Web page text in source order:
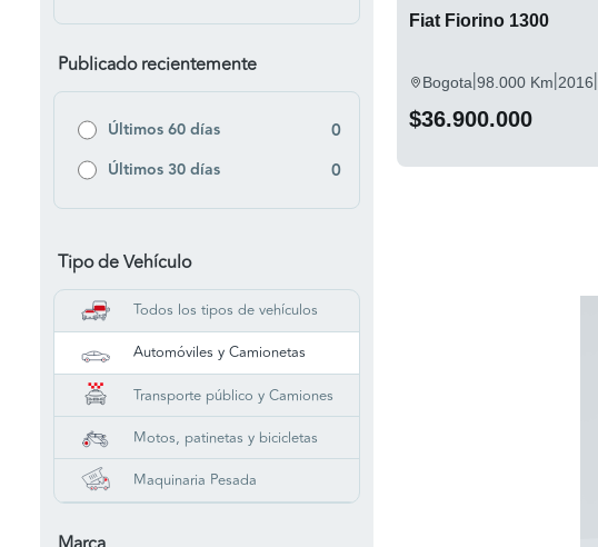
Publicado recientemente
Últimos 60 días 0
Últimos 30 días 0
Tipo de Vehículo
Todos los tipos de vehículos
Automóviles y Camionetas
Transporte público y Camiones
Motos, patinetas y bicicletas
Maquinaria Pesada
Fiat Fiorino 1300
Bogota|98.000 Km|2016|
$36.900.000